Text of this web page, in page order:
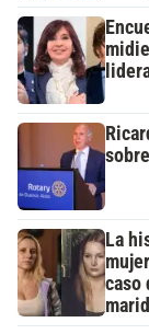
La
caso